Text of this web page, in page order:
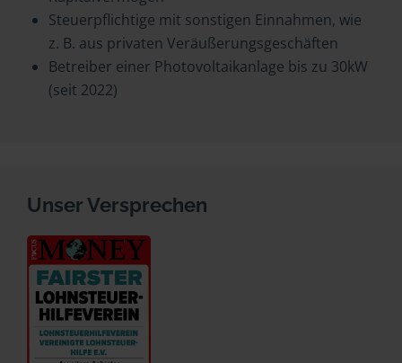
Steuerpflichtige mit sonstigen Einnahmen, wie
z. B. aus privaten Veräußerungsgeschäften
Betreiber einer Photovoltaikanlage bis zu 30kW
(seit 2022)
Unser Versprechen